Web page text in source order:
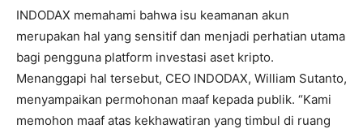
INDODAX memahami bahwa isu keamanan akun
merupakan hal yang sensitif dan menjadi perhatian utama
bagi pengguna platform investasi aset kripto.
Menanggapi hal tersebut, CEO INDODAX, William Sutanto,
menyampaikan permohonan maaf kepada publik. “Kami
memohon maaf atas kekhawatiran yang timbul di ruang